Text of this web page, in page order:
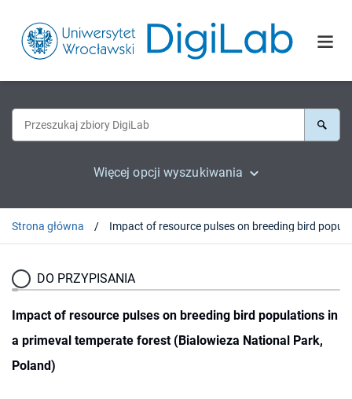
Więcej opcji wyszukiwania
Strona główna
DO PRZYPISANIA
Impact of resource pulses on breeding bird populations in
a primeval temperate forest (Bialowieza National Park,
Poland)